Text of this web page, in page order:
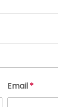
Email *